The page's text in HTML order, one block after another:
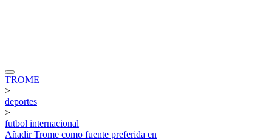
TROME
>
deportes
>
futbol internacional
AñadirTrome como fuente preferida en